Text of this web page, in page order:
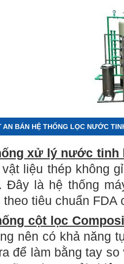
AN BÁN HỆ THỐNG LỌC NƯỚC
xử lý nước tinh
vật liệu thép không
Đây là hệ thống
tiêu chuẩn FDA
cột lọc
nên có khả năng
để làm bằng tay